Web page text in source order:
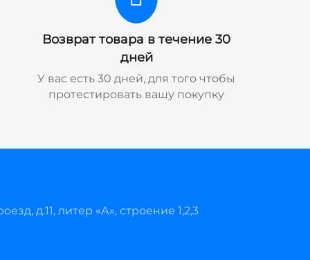
Возврат товара в течение 30
дней
У вас есть 30 дней, для того чтобы
протестировать вашу покупку
д.11, литер «А», строение 1,2,3